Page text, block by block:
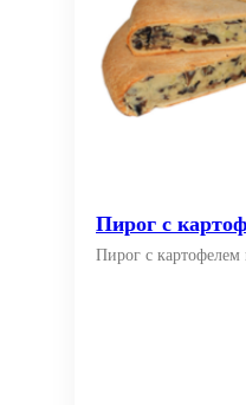
Пирог с
Пирог с